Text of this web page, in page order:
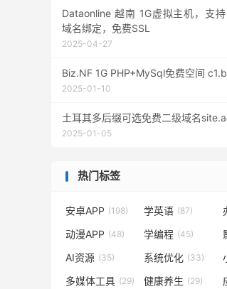
Dataonline 越南 1G虚拟主机，支持
域名绑定，免费SSL
2025-04-27
Biz.NF 1G PHP+MySql免费空间
2025-01-10
土耳其多后缀可选免费二级域名
2025-01-05
热门标签
安卓APP (198) 学英语 (87)
动漫APP (48) 学编程 (45)
AI资源 (35) 系统优化 (33)
多媒体工具 (29) 健康养生 (29)